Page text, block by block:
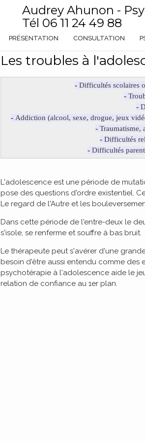
Audrey Ahunon -
Tél 06 11 24 49 88
PRÉSENTATION CONSULTATION
Les troubles à
- Difficultés scolaires
-
-
- Addiction (alcool, sexe, drogue, jeux
- Traumatisme,
- Difficultés
- Difficultés
L'adolescence est une période de
pose des questions d'ordre existentiel.
Le regard de l'Autre et les
Dans cette période de l'entre-deux le
s'isole, se renferme et souffre à bas bruit.
Le thérapeute peut s'avérer d'une
besoin d'être aussi entendu comme
psychotérapie à l'adolescence aide le
relation de confiance au 1er plan.